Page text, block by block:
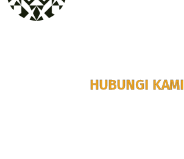
HUBUNGI KAMI